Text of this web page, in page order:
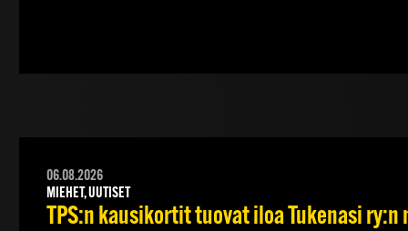
06.08.2026
MIEHET, UUTISET
TPS:n kausikortit tuovat iloa Tukenasi